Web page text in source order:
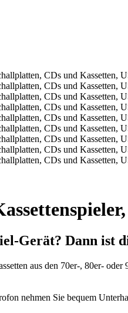
Gerät? Dann ist
aus den 70er-, 80er-
nehmen Sie bequem